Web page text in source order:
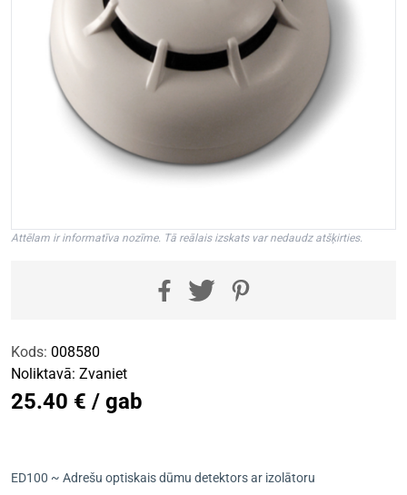
Attēlam ir informatīva nozīme. Tā reālais izskats var nedaudz atšķirties.
Kods: 008580
Noliktavā: Zvaniet
25.40 € / gab
ED100 ~ Adrešu optiskais dūmu detektors ar izolātoru